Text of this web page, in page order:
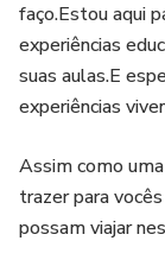
faço.Estou aqui
experiências
suas aulas.E
experiências
Assim como
trazer para
possam viajar